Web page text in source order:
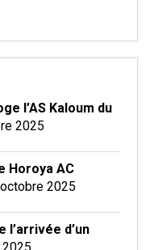
l’AS Kaloum du
2025
Horoya AC
2025
l’arrivée d’un